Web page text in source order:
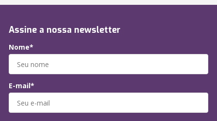
Assine a nossa newsletter
Nome*
E-mail*